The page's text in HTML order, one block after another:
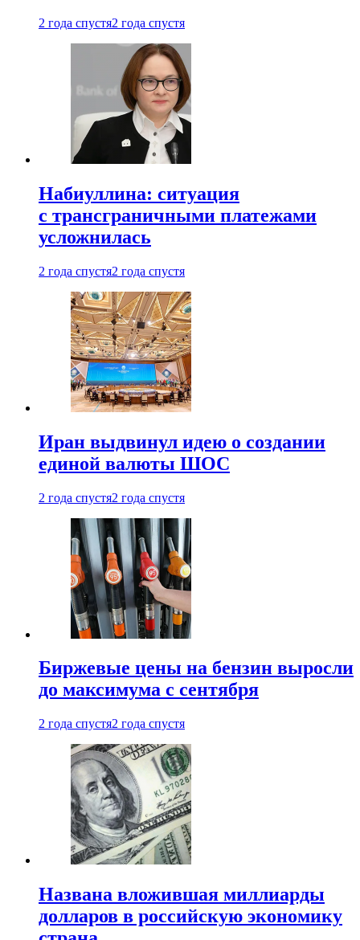
2 года спустя2 года спустя
Набиуллина: ситуация
с трансграничными платежами
усложнилась
2 года спустя2 года спустя
Иран выдвинул идею о создании
единой валюты ШОС
2 года спустя2 года спустя
Биржевые цены на бензин выросли
до максимума с сентября
2 года спустя2 года спустя
Названа вложившая миллиарды
долларов в российскую экономику